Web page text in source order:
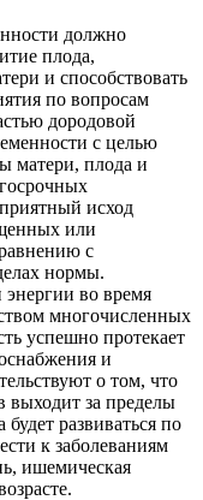
должно
плода,
и способствовать
по вопросам
дородовой
с целью
матери, плода и
исход
или
с
нормы.
во время
многочисленных
успешно протекает
и
о том, что
выходит за пределы
развиваться по
к заболеваниям
ишемическая